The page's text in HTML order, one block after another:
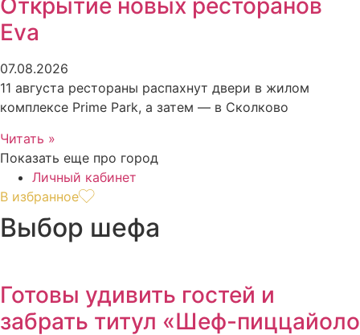
Открытие новых ресторанов
Eva
07.08.2026
11 августа рестораны распахнут двери в жилом
комплексе Prime Park, а затем — в Сколково
Читать »
Показать еще про город
Личный кабинет
В избранное
Выбор шефа
Готовы удивить гостей и
забрать титул «Шеф-пиццайоло